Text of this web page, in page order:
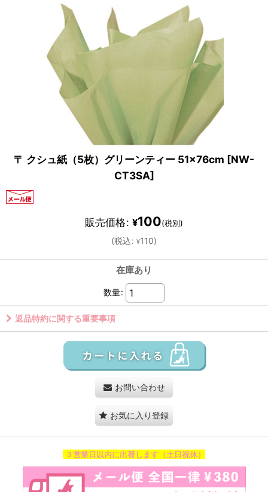
〒 クシュ紙（5枚）グリーンティー 51×76cm [NW-
CT3SA]
販売価格: ¥100(税別)
(税込: ¥110)
在庫あり
数量:
返品特約に関する重要事項
お問い合わせ
お気に入り登録
３営業日以内に出荷します（土日祝休）